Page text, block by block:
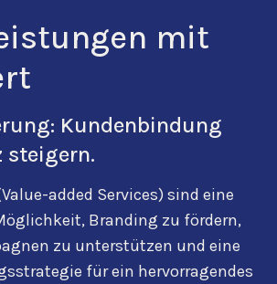
mit
Kundenbindung
steigern.
added Services) sind eine
Branding zu fördern,
zu unterstützen und eine
für ein hervorragendes